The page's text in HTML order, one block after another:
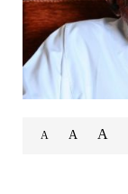
A
A
A